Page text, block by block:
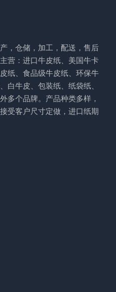
，仓储，加工，配送，售后
营：进口牛皮纸、美国牛卡
纸、食品级牛皮纸、环保牛
白牛皮、包装纸、纸袋纸、
多个品牌。产品种类多样，
受客户尺寸定做，进口纸期